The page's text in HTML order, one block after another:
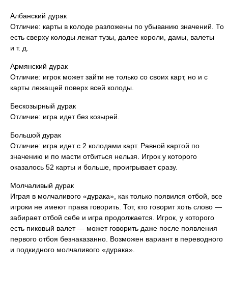
Албанский дурак
Отличие: карты в колоде разложены по убыванию значений. То
есть сверху колоды лежат тузы, далее короли, дамы, валеты
и т. д.
Армянский дурак
Отличие: игрок может зайти не только со своих карт, но и с
карты лежащей поверх всей колоды.
Бескозырный дурак
Отличие: игра идет без козырей.
Большой дурак
Отличие: игра идет с 2 колодами карт. Равной картой по
значению и по масти отбиться нельзя. Игрок у которого
оказалось 52 карты и больше, проигрывает сразу.
Молчаливый дурак
Играя в молчаливого «дурака», как только появился отбой, все
игроки не имеют права говорить. Тот, кто говорит хоть слово —
забирает отбой себе и игра продолжается. Игрок, у которого
есть пиковый валет — может говорить даже после появления
первого отбоя безнаказанно. Возможен вариант в переводного
и подкидного молчаливого «дурака».